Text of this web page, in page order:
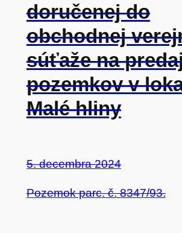
doručenej do
obchodnej
súťaže na
pozemkov v
Malé hliny
5. decembra 2024
Pozemok parc. č. 8347/93.